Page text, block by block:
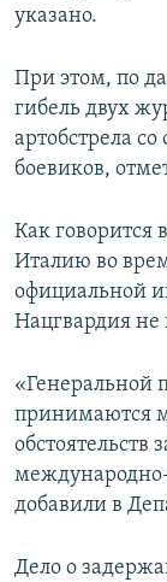
указано.
При этом, по
гибель двух
артобстрела
боевиков,
Как говорится
Италию во
официальной
Нацгвардия не
«Генеральной
принимаются
международно-
добавили в
Дело о